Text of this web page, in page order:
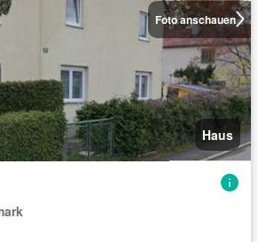
Foto anschauen
Haus